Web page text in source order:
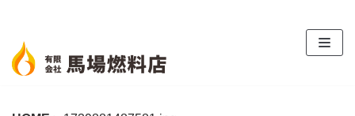
ン
テ
ン